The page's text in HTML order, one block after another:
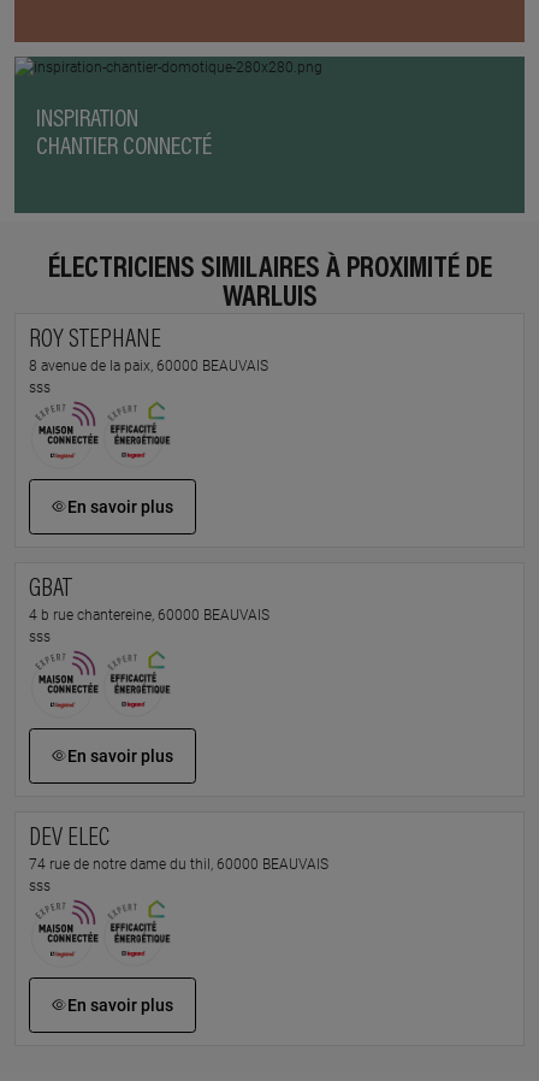
INSPIRATION
CHANTIER CONNECTÉ
ÉLECTRICIENS SIMILAIRES À PROXIMITÉ DE
WARLUIS
ROY STEPHANE
8 avenue de la paix, 60000 BEAUVAIS
sss
En savoir plus
GBAT
4 b rue chantereine, 60000 BEAUVAIS
sss
En savoir plus
DEV ELEC
74 rue de notre dame du thil, 60000 BEAUVAIS
sss
En savoir plus